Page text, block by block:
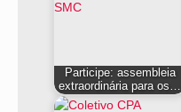
Participe: assembleia
extraordinária para os…